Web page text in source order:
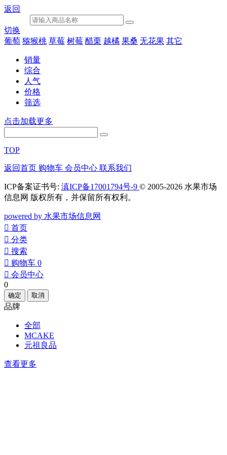
返回
切换
葡萄 猕猴桃 草莓 树莓 醋栗 越橘 果桑 无花果 其它
销量
综合
人气
价格
筛选
点击加载更多
TOP
返回首页 购物车 会员中心 联系我们
ICP备案证书号: 滇ICP备17001794号-9 © 2005-2026 水果市场
信息网 版权所有，并保留所有权利。
powered by 水果市场信息网
󰀁 首页
󰀂 分类
󰀃 搜索
󰀄 购物车 0
󰀅 会员中心
0
确定 取消
品牌
全部
MCAKE
元祖良品
查看更多